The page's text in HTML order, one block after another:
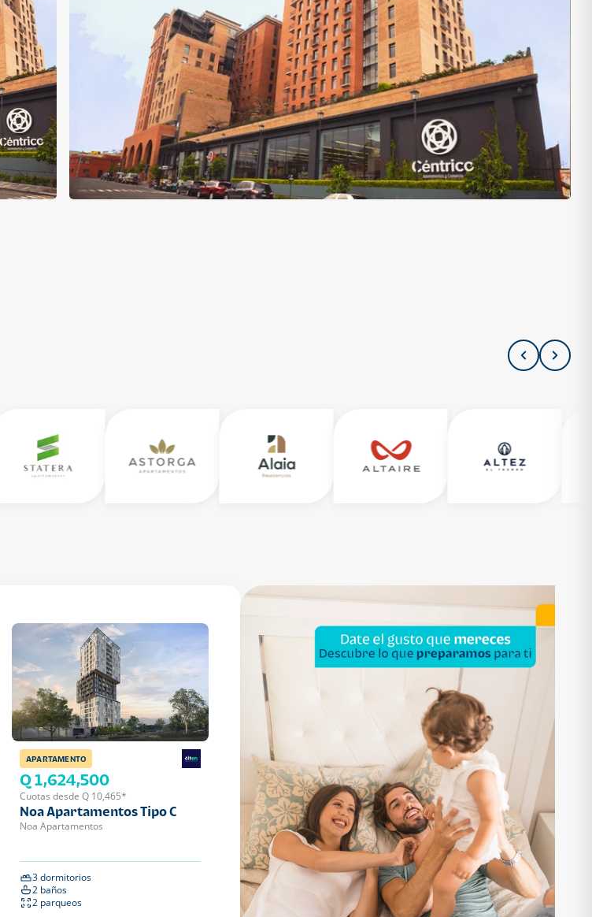
APARTAMENTO
Q 1,624,500
Cuotas desde Q 10,465*
Noa Apartamentos Tipo C
Noa Apartamentos
3 dormitorios
2 baños
2 parqueos
APARTAMENTO
Q 1,136,200
Cuotas desde Q 7,319*
Noa Apartamentos Tipo B
Noa Apartamentos
2 dormitorios
2 baños
1 parqueo
APARTAMENTO
Q 1,559,700
Cuotas desde Q 10,047*
Noa Apartamentos Tipo A
Noa Apartamentos
3 dormitorios
2 baños
2 parqueos